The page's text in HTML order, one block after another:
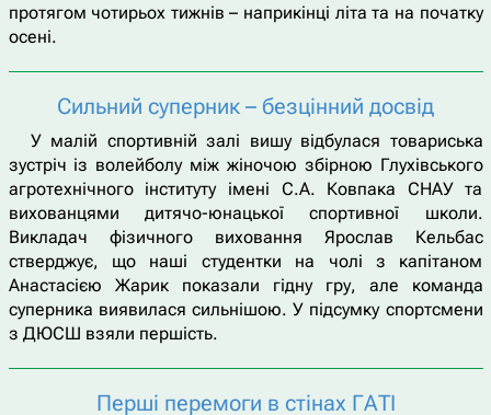
протягом чотирьох тижнів – наприкінці літа та на початку
осені.
Сильний суперник – безцінний досвід
У малій спортивній залі вишу відбулася товариська
зустріч із волейболу між жіночою збірною Глухівського
агротехнічного інституту імені С.А. Ковпака СНАУ та
вихованцями дитячо-юнацької спортивної школи.
Викладач фізичного виховання Ярослав Кельбас
стверджує, що наші студентки на чолі з капітаном
Анастасією Жарик показали гідну гру, але команда
суперника виявилася сильнішою. У підсумку спортсмени
з ДЮСШ взяли першість.
Перші перемоги в стінах ГАТІ